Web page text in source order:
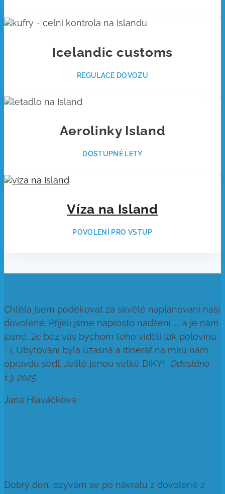
Icelandic customs
REGULACE DOVOZU
Aerolinky Island
DOSTUPNÉ LETY
Víza na Island
POVOLENÍ PRO VSTUP
Chtěla jsem poděkovat za skvělé naplánovaní naší
dovolené. Přijeli jsme naprosto nadšení ..., a je nám
jasné, že bez vás bychom toho viděli tak polovinu
:-). Ubytování byla úžasná a itinerář na míru nám
opravdu sedl. Ještě jenou velké DÍKY! Odesláno
1.3. 2025
Jana Hlaváčková
Dobrý den, ozývám se po návratu z dovolené z